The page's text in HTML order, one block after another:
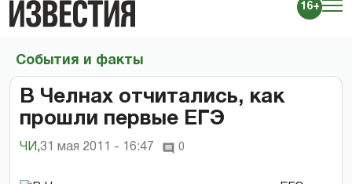
16+
События и факты
В Челнах отчитались, как
прошли первые ЕГЭ
ЧИ ,31 мая 2011 - 16:47 0